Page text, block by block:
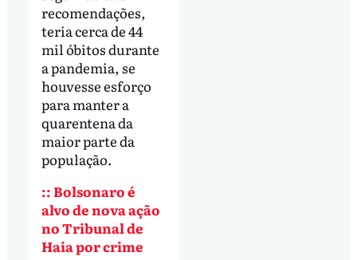
recomendações,
teria cerca de 44
mil óbitos durante
a pandemia, se
houvesse esforço
para manter a
quarentena da
maior parte da
população.
:: Bolsonaro é
alvo de nova ação
no Tribunal de
Haia por crime